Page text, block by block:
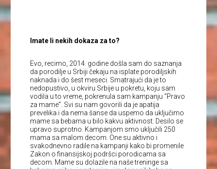
Imate li nekih dokaza za to?
Evo, recimo, 2014. godine došla sam do saznanja
da porodilje u Srbiji čekaju na isplate porodiljskih
naknada i do šest meseci. Smatrajući da je to
nedopustivo, u okviru Srbije u pokretu, koju sam
vodila u to vreme, pokrenula sam kampanju “Pravo
za mame”. Svi su nam govorili da je apatija
prevelika i da nema šanse da uspemo da uključimo
mame sa bebama u bilo kakvu aktivnost. Desilo se
upravo suprotno. Kampanjom smo uključili 250
mama sa malom decom. One su aktivno i
svakodnevno radile na kampanji kako bi promenile
Zakon o finansijskoj podršci porodicama sa
decom. Mame su dolazile na naše treninge sa